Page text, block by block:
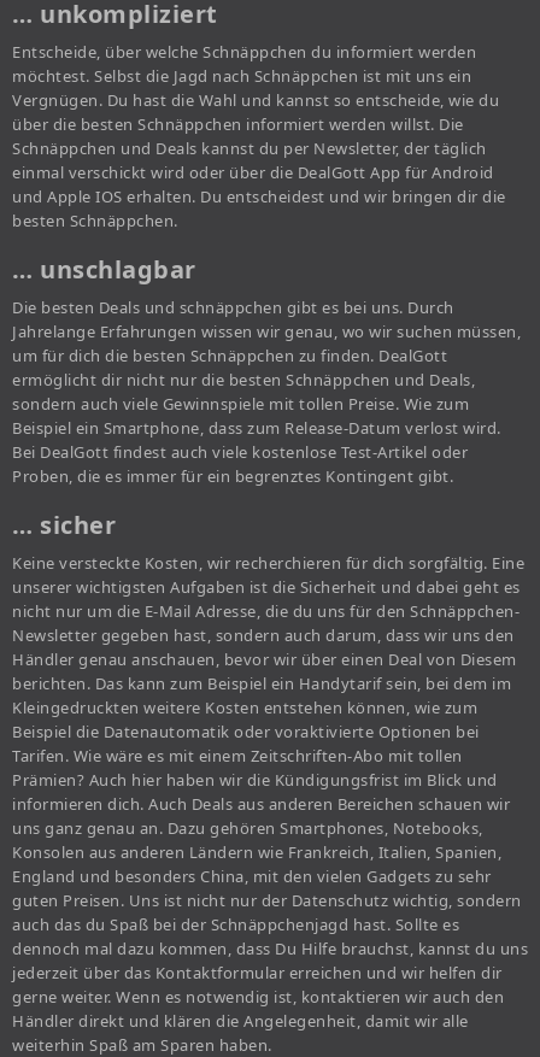
… unkompliziert
Entscheide, über welche Schnäppchen du informiert werden
möchtest. Selbst die Jagd nach Schnäppchen ist mit uns ein
Vergnügen. Du hast die Wahl und kannst so entscheide, wie du
über die besten Schnäppchen informiert werden willst. Die
Schnäppchen und Deals kannst du per Newsletter, der täglich
einmal verschickt wird oder über die DealGott App für Android
und Apple IOS erhalten. Du entscheidest und wir bringen dir die
besten Schnäppchen.
… unschlagbar
Die besten Deals und schnäppchen gibt es bei uns. Durch
Jahrelange Erfahrungen wissen wir genau, wo wir suchen müssen,
um für dich die besten Schnäppchen zu finden. DealGott
ermöglicht dir nicht nur die besten Schnäppchen und Deals,
sondern auch viele Gewinnspiele mit tollen Preise. Wie zum
Beispiel ein Smartphone, dass zum Release-Datum verlost wird.
Bei DealGott findest auch viele kostenlose Test-Artikel oder
Proben, die es immer für ein begrenztes Kontingent gibt.
… sicher
Keine versteckte Kosten, wir recherchieren für dich sorgfältig. Eine
unserer wichtigsten Aufgaben ist die Sicherheit und dabei geht es
nicht nur um die E-Mail Adresse, die du uns für den Schnäppchen-
Newsletter gegeben hast, sondern auch darum, dass wir uns den
Händler genau anschauen, bevor wir über einen Deal von Diesem
berichten. Das kann zum Beispiel ein Handytarif sein, bei dem im
Kleingedruckten weitere Kosten entstehen können, wie zum
Beispiel die Datenautomatik oder voraktivierte Optionen bei
Tarifen. Wie wäre es mit einem Zeitschriften-Abo mit tollen
Prämien? Auch hier haben wir die Kündigungsfrist im Blick und
informieren dich. Auch Deals aus anderen Bereichen schauen wir
uns ganz genau an. Dazu gehören Smartphones, Notebooks,
Konsolen aus anderen Ländern wie Frankreich, Italien, Spanien,
England und besonders China, mit den vielen Gadgets zu sehr
guten Preisen. Uns ist nicht nur der Datenschutz wichtig, sondern
auch das du Spaß bei der Schnäppchenjagd hast. Sollte es
dennoch mal dazu kommen, dass Du Hilfe brauchst, kannst du uns
jederzeit über das Kontaktformular erreichen und wir helfen dir
gerne weiter. Wenn es notwendig ist, kontaktieren wir auch den
Händler direkt und klären die Angelegenheit, damit wir alle
weiterhin Spaß am Sparen haben.